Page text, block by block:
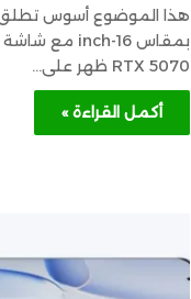
هذا الموضوع أسوس تطلق
RTX 5070 ظهر على…
أكمل القراءة »